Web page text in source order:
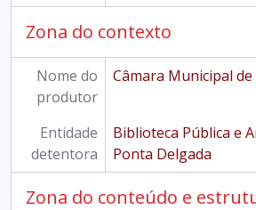
Zona do contexto
Nome do
produtor
Câmara Municipal
Entidade
detentora
Biblioteca Pública e
Ponta Delgada
Zona do conteúdo e